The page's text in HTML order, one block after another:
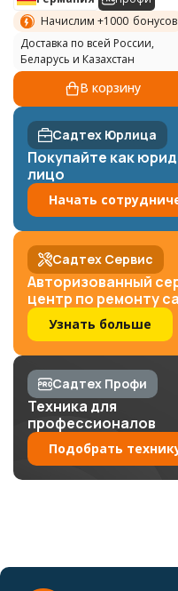
Начислим +1000 бонусов
Доставка по всей России,
Беларусь и Казахстан
В корзину
Садтех Юрлица
Покупайте как
лицо
Начать
Садтех Сервис
Авторизованный
центр по ремонту
Узнать больше
Садтех Профи
Техника для
профессионалов
Подобрать